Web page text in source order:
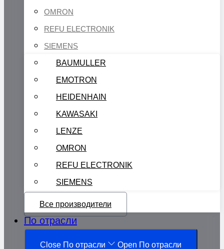
OMRON
REFU ELECTRONIK
SIEMENS
BAUMULLER
EMOTRON
HEIDENHAIN
KAWASAKI
LENZE
OMRON
REFU ELECTRONIK
SIEMENS
Все производители
По отрасли
Close По отрасли Open По отрасли